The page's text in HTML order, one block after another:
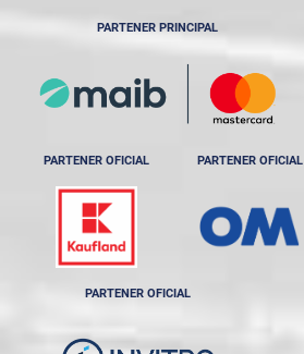
PARTENER PRINCIPAL
PARTENER OFICIAL PARTENER OFICIAL
PARTENER OFICIAL